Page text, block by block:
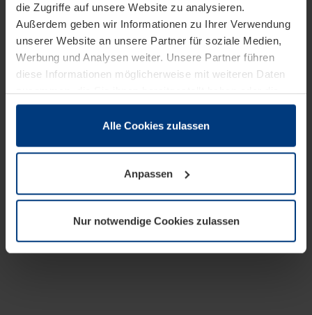
die Zugriffe auf unsere Website zu analysieren.
Außerdem geben wir Informationen zu Ihrer Verwendung
unserer Website an unsere Partner für soziale Medien,
Werbung und Analysen weiter. Unsere Partner führen
diese Informationen möglicherweise mit weiteren Daten
zusammen, die Sie ihnen bereitgestellt haben oder die
sie im Rahmen Ihrer Nutzung der Dienste gesammelt
wenn diese für den Betrieb dieser Seite unbedingt
notwendig sind. Für alle anderen Cookie-Typen benötigen
wir Ihre Erlaubnis. Ihre Einwilligung können Sie jederzeit
Datenschutzerklärungunserer Website ändern oder
widerrufen.
Alle Cookies zulassen
Anpassen
Nur notwendige Cookies zulassen